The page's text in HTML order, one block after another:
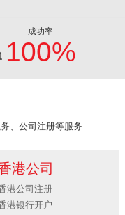
成功率
100%
、公司注册等服务
港公司
港公司注册
港银行开户